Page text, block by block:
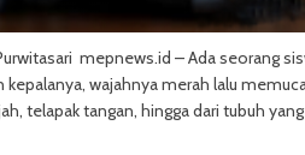
mepnews.id – Ada seorang
kepalanya, wajahnya merah lalu
telapak tangan, hingga dari tubuh